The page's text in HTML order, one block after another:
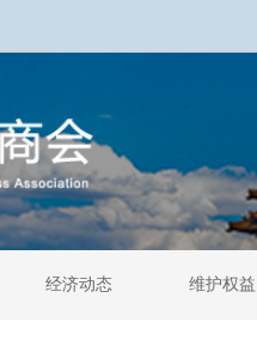
经济动态 维护权益